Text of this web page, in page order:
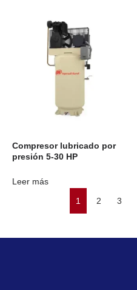
Compresor lubricado por
presión 5-30 HP
Leer más
1
2 3